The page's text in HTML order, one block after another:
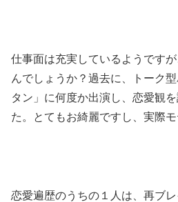
仕事面は充実しているようです
んでしょうか？過去に、トーク
タン」に何度か出演し、恋愛観
た。とてもお綺麗ですし、実際
恋愛遍歴のうちの１人は、再ブ